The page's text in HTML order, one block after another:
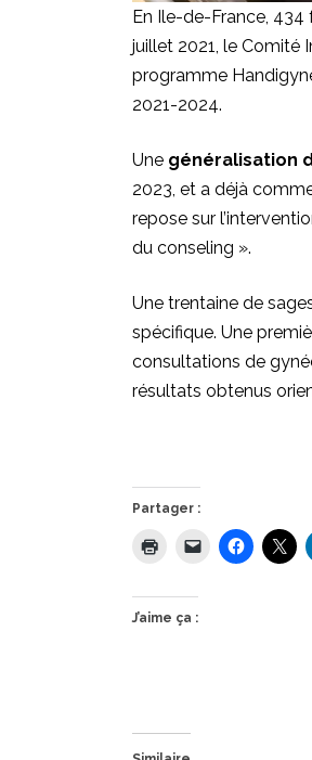
En Ile-de-France,
juillet 2021, le Comité
programme
2021-2024.
Une généralisation
2023, et a déjà
repose sur
du conseling ».
Une trentaine de
spécifique. Une
consultations de
résultats obtenus
Partager :
J’aime ça :